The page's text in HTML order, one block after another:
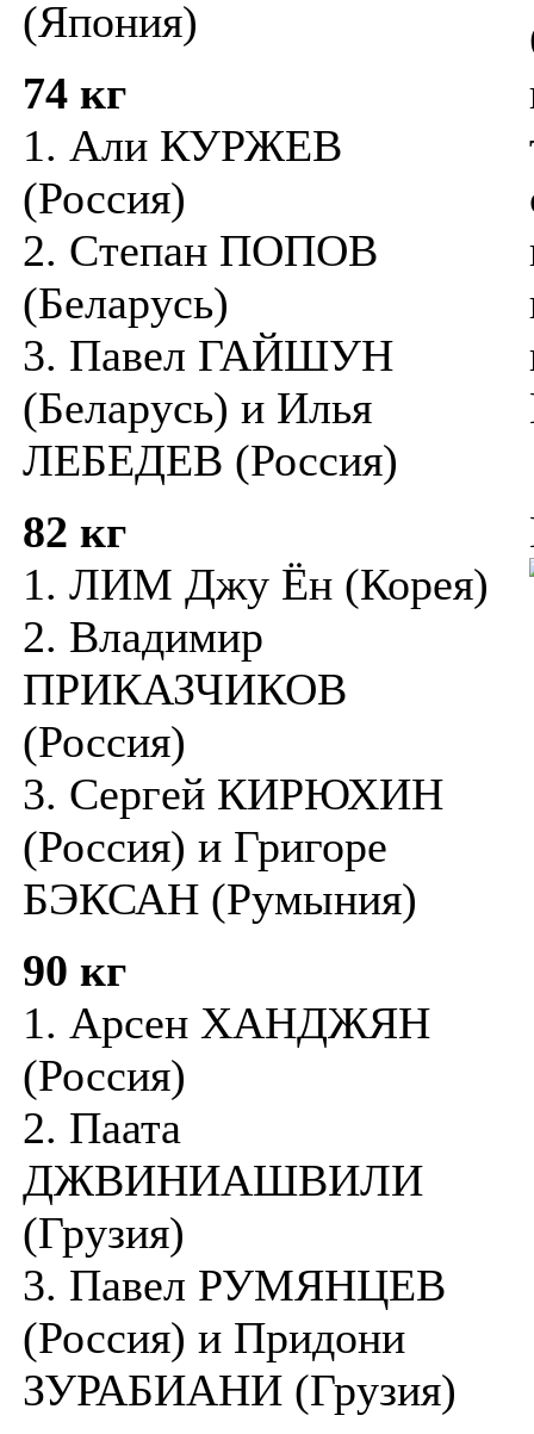
(Япония)
74 кг
1. Али КУРЖЕВ
(Россия)
2. Степан ПОПОВ
(Беларусь)
3. Павел ГАЙШУН
(Беларусь) и Илья
ЛЕБЕДЕВ (Россия)
82 кг
1. ЛИМ Джу Ён (Корея)
2. Владимир
ПРИКАЗЧИКОВ
(Россия)
3. Сергей КИРЮХИН
(Россия) и Григоре
БЭКСАН (Румыния)
90 кг
1. Арсен ХАНДЖЯН
(Россия)
2. Паата
ДЖВИНИАШВИЛИ
(Грузия)
3. Павел РУМЯНЦЕВ
(Россия) и Придони
ЗУРАБИАНИ (Грузия)